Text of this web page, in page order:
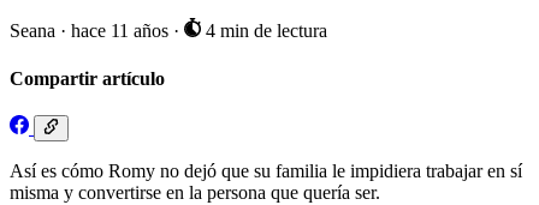
Seana · hace 11 años · 4 min de lectura
Compartir artículo
Así es cómo Romy no dejó que su familia le impidiera trabajar en sí
misma y convertirse en la persona que quería ser.